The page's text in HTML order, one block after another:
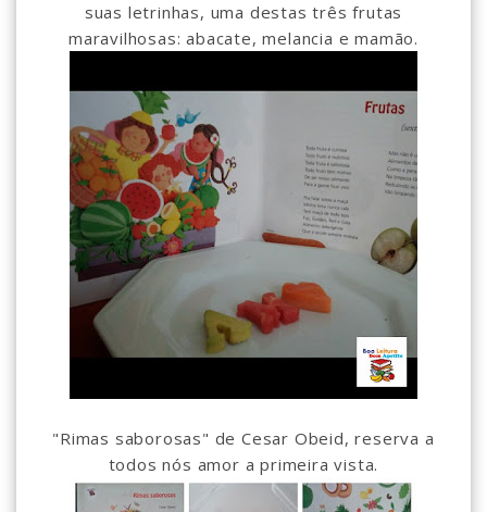
suas letrinhas, uma destas três frutas
maravilhosas: abacate, melancia e mamão.
"Rimas saborosas" de Cesar Obeid, reserva a
todos nós amor a primeira vista.